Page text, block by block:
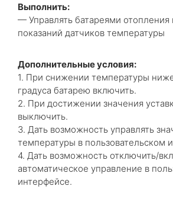
Выполнить:
— Управлять батареями отопления
показаний датчиков температуры
Дополнительные условия:
1. При снижении температуры
градуса батарею включить.
2. При достижении значения
выключить.
3. Дать возможность управлять
температуры в пользовательском
4. Дать возможность отключить/
автоматическое управление в
интерфейсе.